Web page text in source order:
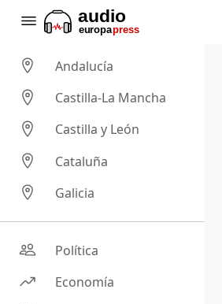
Andalucía
Castilla-La Mancha
Castilla y León
Cataluña
Galicia
Política
Economía